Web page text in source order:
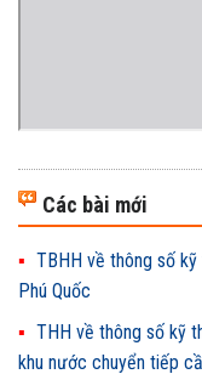
Các bài mới
TBHH về thông số
Phú Quốc
THH về thông số kỹ
khu nước chuyển tiếp